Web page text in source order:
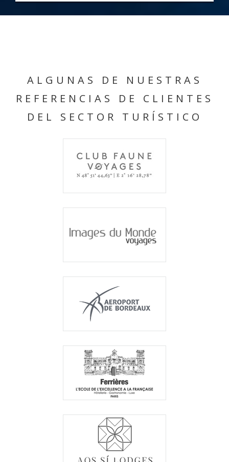
ALGUNAS DE NUESTRAS
REFERENCIAS DE CLIENTES
DEL SECTOR TURÍSTICO